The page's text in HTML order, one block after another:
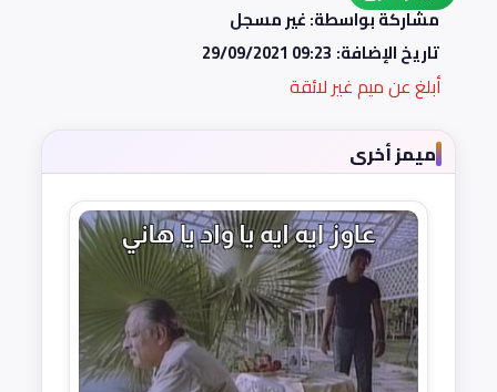
مشاركة بواسطة: غير مسجل
تاريخ الإضافة: 29/09/2021 09:23
أبلغ عن ميم غير لائقة
ميمز أخرى